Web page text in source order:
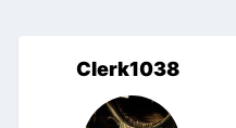
Clerk1038